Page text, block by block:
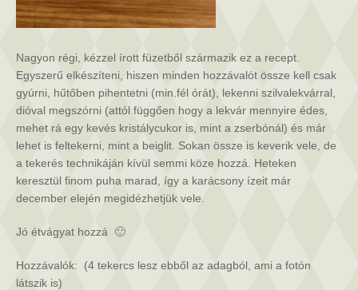
Nagyon régi, kézzel írott füzetből származik ez a recept.
Egyszerű elkészíteni, hiszen minden hozzávalót össze kell csak
gyúrni, hűtőben pihentetni (min.fél órát), lekenni szilvalekvárral,
dióval megszórni (attól függően hogy a lekvár mennyire édes,
mehet rá egy kevés kristálycukor is, mint a zserbónál) és már
lehet is feltekerni, mint a beiglit. Sokan össze is keverik vele, de
a tekerés technikáján kívül semmi köze hozzá. Heteken
keresztül finom puha marad, így a karácsony ízeit már
december elején megidézhetjük vele.
Jó étvágyat hozzá 🙂
Hozzávalók: (4 tekercs lesz ebből az adagból, ami a fotón
látszik is)